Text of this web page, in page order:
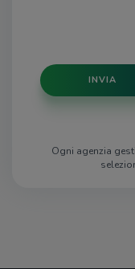
INVIA
Ogni agenzia